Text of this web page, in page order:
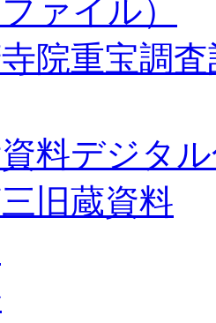
ァイル）
院重宝調
料デジタ
旧蔵資料